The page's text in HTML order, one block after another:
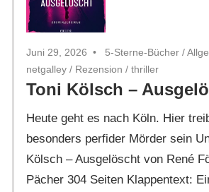
Juni 29, 2026 5-Sterne-Bücher /
netgalley / Rezension / thriller
Toni Kölsch –
Heute geht es nach Köln. Hier
besonders perfider Mörder sein
Kölsch – Ausgelöscht von René
Pächer 304 Seiten Klappentext: